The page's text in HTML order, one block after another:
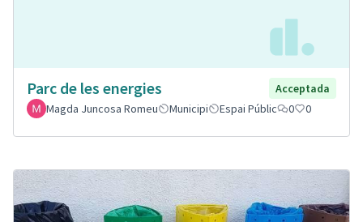
Parc de les energies
Acceptada
Magda Juncosa Romeu
Municipi Espai Públic 0 0